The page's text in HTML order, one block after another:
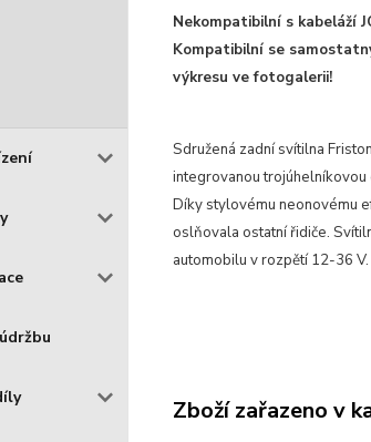
Nekompatibilní s kabeláží
Kompatibilní se
výkresu ve fotogalerii!
Sdružená zadní svítilna
integrovanou trojúhelníkovou
Díky stylovému neonovému
oslňovala ostatní řidiče.
automobilu v rozpětí 12-36 V.
Zboží zařazeno v